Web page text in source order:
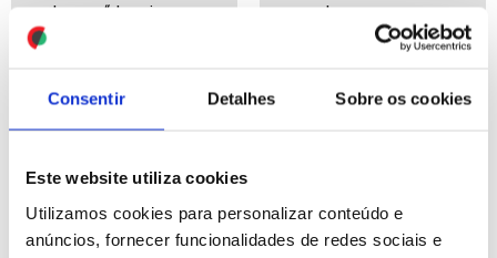
Consentir Detalhes Sobre os cookies
Este website utiliza cookies
Utilizamos cookies para personalizar conteúdo e
anúncios, fornecer funcionalidades de redes sociais e
se devem “desviar com
discussões de futuro”
ID: 47451752 Date: 12/07/2026 19:37
prazo de acesso ao
Ensino Superior (editado)